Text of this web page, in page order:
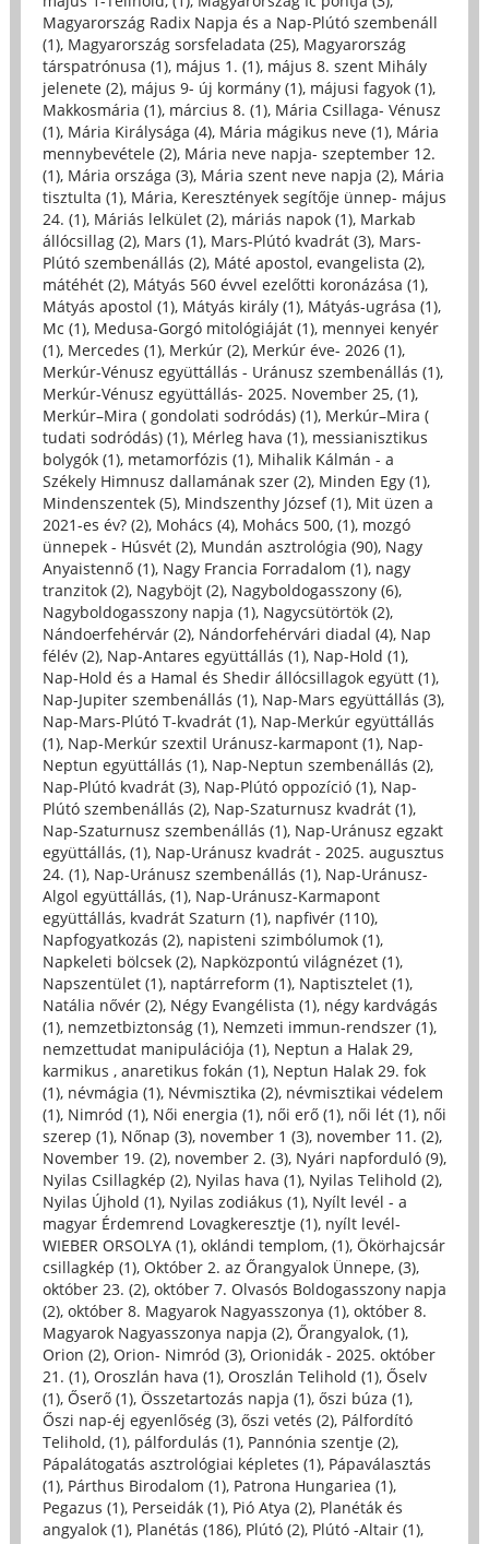
Magyarország Radix Napja és a Nap-Plútó szembenáll
(1), Magyarország sorsfeladata (25), Magyarország
társpatrónusa (1), május 1. (1), május 8. szent Mihály
jelenete (2), május 9- új kormány (1), májusi fagyok (1),
Makkosmária (1), március 8. (1), Mária Csillaga- Vénusz
(1), Mária Királysága (4), Mária mágikus neve (1), Mária
mennybevétele (2), Mária neve napja- szeptember 12.
(1), Mária országa (3), Mária szent neve napja (2), Mária
tisztulta (1), Mária, Keresztények segítője ünnep- május
24. (1), Máriás lelkület (2), máriás napok (1), Markab
állócsillag (2), Mars (1), Mars-Plútó kvadrát (3), Mars-
Plútó szembenállás (2), Máté apostol, evangelista (2),
mátéhét (2), Mátyás 560 évvel ezelőtti koronázása (1),
Mátyás apostol (1), Mátyás király (1), Mátyás-ugrása (1),
Mc (1), Medusa-Gorgó mitológiáját (1), mennyei kenyér
(1), Mercedes (1), Merkúr (2), Merkúr éve- 2026 (1),
Merkúr-Vénusz együttállás - Uránusz szembenállás (1),
Merkúr-Vénusz együttállás- 2025. November 25, (1),
Merkúr–Mira ( gondolati sodródás) (1), Merkúr–Mira (
tudati sodródás) (1), Mérleg hava (1), messianisztikus
bolygók (1), metamorfózis (1), Mihalik Kálmán - a
Székely Himnusz dallamának szer (2), Minden Egy (1),
Mindenszentek (5), Mindszenthy József (1), Mit üzen a
2021-es év? (2), Mohács (4), Mohács 500, (1), mozgó
ünnepek - Húsvét (2), Mundán asztrológia (90), Nagy
Anyaistennő (1), Nagy Francia Forradalom (1), nagy
tranzitok (2), Nagyböjt (2), Nagyboldogasszony (6),
Nagyboldogasszony napja (1), Nagycsütörtök (2),
Nándoerfehérvár (2), Nándorfehérvári diadal (4), Nap
félév (2), Nap-Antares együttállás (1), Nap-Hold (1),
Nap-Hold és a Hamal és Shedir állócsillagok együtt (1),
Nap-Jupiter szembenállás (1), Nap-Mars együttállás (3),
Nap-Mars-Plútó T-kvadrát (1), Nap-Merkúr együttállás
(1), Nap-Merkúr szextil Uránusz-karmapont (1), Nap-
Neptun együttállás (1), Nap-Neptun szembenállás (2),
Nap-Plútó kvadrát (3), Nap-Plútó oppozíció (1), Nap-
Plútó szembenállás (2), Nap-Szaturnusz kvadrát (1),
Nap-Szaturnusz szembenállás (1), Nap-Uránusz egzakt
együttállás, (1), Nap-Uránusz kvadrát - 2025. augusztus
24. (1), Nap-Uránusz szembenállás (1), Nap-Uránusz-
Algol együttállás, (1), Nap-Uránusz-Karmapont
együttállás, kvadrát Szaturn (1), napfivér (110),
Napfogyatkozás (2), napisteni szimbólumok (1),
Napkeleti bölcsek (2), Napközpontú világnézet (1),
Napszentület (1), naptárreform (1), Naptisztelet (1),
Natália nővér (2), Négy Evangélista (1), négy kardvágás
(1), nemzetbiztonság (1), Nemzeti immun-rendszer (1),
nemzettudat manipulációja (1), Neptun a Halak 29,
karmikus , anaretikus fokán (1), Neptun Halak 29. fok
(1), névmágia (1), Névmisztika (2), névmisztikai védelem
(1), Nimród (1), Női energia (1), női erő (1), női lét (1), női
szerep (1), Nőnap (3), november 1 (3), november 11. (2),
November 19. (2), november 2. (3), Nyári napforduló (9),
Nyilas Csillagkép (2), Nyilas hava (1), Nyilas Telihold (2),
Nyilas Újhold (1), Nyilas zodiákus (1), Nyílt levél - a
magyar Érdemrend Lovagkeresztje (1), nyílt levél-
WIEBER ORSOLYA (1), oklándi templom, (1), Ökörhajcsár
csillagkép (1), Október 2. az Őrangyalok Ünnepe, (3),
október 23. (2), október 7. Olvasós Boldogasszony napja
(2), október 8. Magyarok Nagyasszonya (1), október 8.
Magyarok Nagyasszonya napja (2), Őrangyalok, (1),
Orion (2), Orion- Nimród (3), Orionidák - 2025. október
21. (1), Oroszlán hava (1), Oroszlán Telihold (1), Őselv
(1), Őserő (1), Összetartozás napja (1), őszi búza (1),
Őszi nap-éj egyenlőség (3), őszi vetés (2), Pálfordító
Telihold, (1), pálfordulás (1), Pannónia szentje (2),
Pápalátogatás asztrológiai képletes (1), Pápaválasztás
(1), Párthus Birodalom (1), Patrona Hungariea (1),
Pegazus (1), Perseidák (1), Pió Atya (2), Planéták és
angyalok (1), Planétás (186), Plútó (2), Plútó -Altair (1),